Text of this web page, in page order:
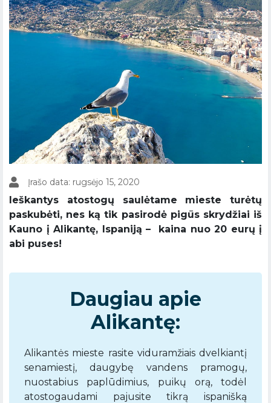
Įrašo data: rugsėjo 15, 2020
Ieškantys atostogų saulėtame mieste turėtų
paskubėti, nes ką tik pasirodė pigūs skrydžiai iš
Kauno į Alikantę, Ispaniją – kaina nuo 20 eurų į
abi puses!
Daugiau apie
Alikantę:
Alikantės mieste rasite viduramžiais dvelkiantį
senamiestį, daugybę vandens pramogų,
nuostabius paplūdimius, puikų orą, todėl
atostogaudami pajusite tikrą ispanišką